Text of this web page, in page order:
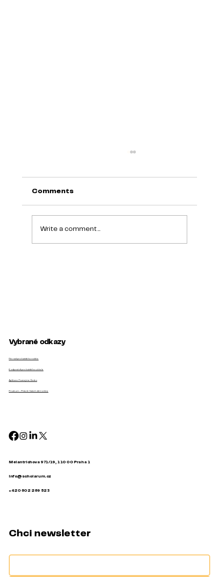
Comments
Write a comment...
Melantrichova 971/19, 110 00 Praha 1
info@scholarum.cz
+420 602 269 523
Vybrané odkazy
Pět rad pro každého rodiče
6 odpovědí pro každého učitele
Aplikace Poznejme Česko
Průzkum - Přátelé Vašich dětí online
Chci newsletter